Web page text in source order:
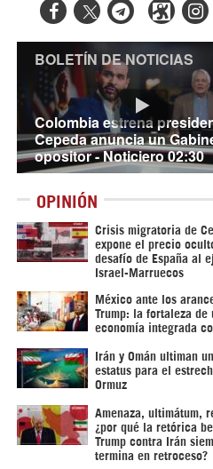
 
Colombia estrena
Cepeda anuncia un
opositor - Noticiero 02:30
BOLETÍN DE NOTICIAS
OPINIÓN
Crisis migratoria de
expone el precio
desafío de España al
Israel-Marruecos
México ante los
Trump: la fortaleza de
economía integrada
Irán y Omán ultiman
estatus para el
Ormuz
Amenaza, ultimátum,
¿por qué la retórica
Trump contra Irán
termina en retroceso?